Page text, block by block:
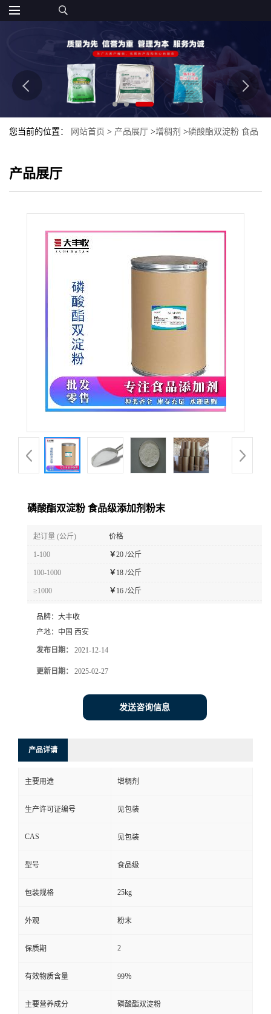
您当前的位置： 网站首页 > 产品展厅 >增稠剂 >磷酸酯双淀粉 食品
产品展厅
磷酸酯双淀粉 食品级添加剂粉末
起订量 (公斤) 价格
1-100 ￥20 /公斤
100-1000 ￥18 /公斤
≥1000 ￥16 /公斤
品牌： 大丰收
产地： 中国 西安
发布日期： 2021-12-14
更新日期： 2025-02-27
发送咨询信息
产品详请
主要用途 增稠剂
生产许可证编号 见包装
CAS 见包装
型号 食品级
包装规格 25kg
外观 粉末
保质期 2
有效物质含量 99％
主要营养成分 磷酸酯双淀粉